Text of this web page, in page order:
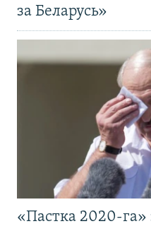
за Беларусь»
«Пастка 2020-